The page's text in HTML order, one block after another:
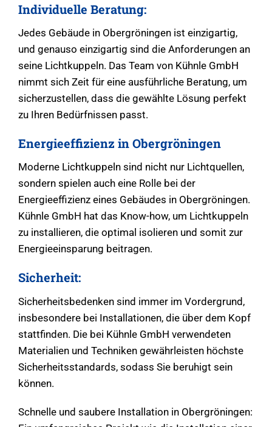
Individuelle Beratung:
Jedes Gebäude in Obergröningen ist einzigartig,
und genauso einzigartig sind die Anforderungen an
seine Lichtkuppeln. Das Team von Kühnle GmbH
nimmt sich Zeit für eine ausführliche Beratung, um
sicherzustellen, dass die gewählte Lösung perfekt
zu Ihren Bedürfnissen passt.
Energieeffizienz in Obergröningen
Moderne Lichtkuppeln sind nicht nur Lichtquellen,
sondern spielen auch eine Rolle bei der
Energieeffizienz eines Gebäudes in Obergröningen.
Kühnle GmbH hat das Know-how, um Lichtkuppeln
zu installieren, die optimal isolieren und somit zur
Energieeinsparung beitragen.
Sicherheit:
Sicherheitsbedenken sind immer im Vordergrund,
insbesondere bei Installationen, die über dem Kopf
stattfinden. Die bei Kühnle GmbH verwendeten
Materialien und Techniken gewährleisten höchste
Sicherheitsstandards, sodass Sie beruhigt sein
können.
Schnelle und saubere Installation in Obergröningen: